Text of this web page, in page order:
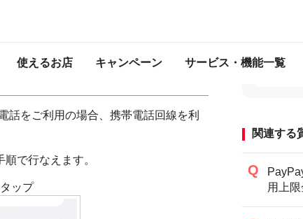
使えるお店 キャンペーン サービス・機能一覧
LINEMO連携方法（携帯電
話をご利用の場合、携帯電話回線を利
で行なえます。
ップ
関連する
用上